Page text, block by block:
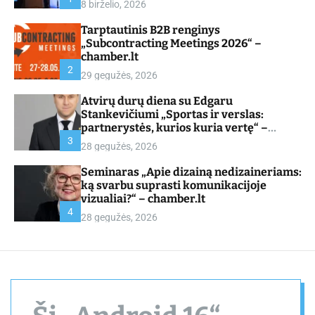
8 birželio, 2026
2
Tarptautinis B2B renginys
„Subcontracting Meetings 2026“ –
chamber.lt
29 gegužės, 2026
3
Atvirų durų diena su Edgaru
Stankevičiumi „Sportas ir verslas:
partnerystės, kurios kuria vertę“ –
chamber.lt
28 gegužės, 2026
4
Seminaras „Apie dizainą nedizaineriams:
ką svarbu suprasti komunikacijoje
vizualiai?“ – chamber.lt
28 gegužės, 2026